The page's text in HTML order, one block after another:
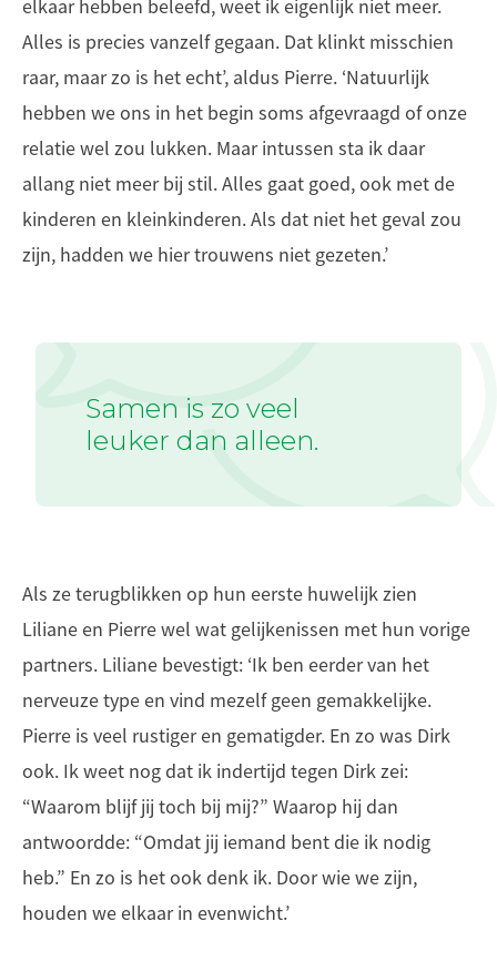
elkaar hebben beleefd, weet ik eigenlijk niet meer.
Alles is precies vanzelf gegaan. Dat klinkt misschien
raar, maar zo is het echt’, aldus Pierre. ‘Natuurlijk
hebben we ons in het begin soms afgevraagd of onze
relatie wel zou lukken. Maar intussen sta ik daar
allang niet meer bij stil. Alles gaat goed, ook met de
kinderen en kleinkinderen. Als dat niet het geval zou
zijn, hadden we hier trouwens niet gezeten.’
Samen is zo veel
leuker dan alleen.
Als ze terugblikken op hun eerste huwelijk zien
Liliane en Pierre wel wat gelijkenissen met hun vorige
partners. Liliane bevestigt: ‘Ik ben eerder van het
nerveuze type en vind mezelf geen gemakkelijke.
Pierre is veel rustiger en gematigder. En zo was Dirk
ook. Ik weet nog dat ik indertijd tegen Dirk zei:
“Waarom blijf jij toch bij mij?” Waarop hij dan
antwoordde: “Omdat jij iemand bent die ik nodig
heb.” En zo is het ook denk ik. Door wie we zijn,
houden we elkaar in evenwicht.’